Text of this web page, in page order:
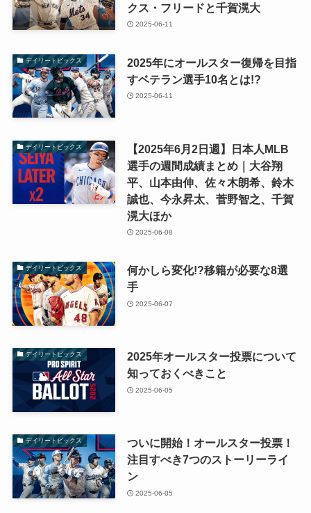
クス・フリードと千賀滉大
2025-06-11
デイリートピックス
2025年にオールスター復帰を目指
すベテラン選手10名とは!?
2025-06-11
デイリートピックス
【2025年6月2日週】日本人MLB
選手の週間成績まとめ｜大谷翔
平、山本由伸、佐々木朗希、鈴木
誠也、今永昇太、菅野智之、千賀
滉大ほか
2025-06-08
デイリートピックス
何かしら変化!?移籍が必要な8選
手
2025-06-07
デイリートピックス
2025年オールスター投票について
知っておくべきこと
2025-06-05
デイリートピックス
ついに開始！オールスター投票！
注目すべき7つのストーリーライ
ン
2025-06-05